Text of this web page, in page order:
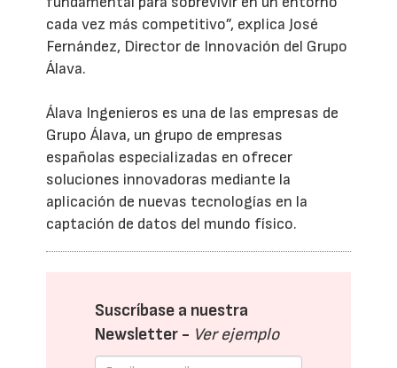
cada vez más competitivo”, explica José
Fernández, Director de Innovación del Grupo
Álava.
Álava Ingenieros es una de las empresas de
Grupo Álava, un grupo de empresas
españolas especializadas en ofrecer
soluciones innovadoras mediante la
aplicación de nuevas tecnologías en la
captación de datos del mundo físico.
Suscríbase a nuestra
Newsletter - Ver ejemplo